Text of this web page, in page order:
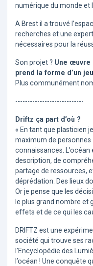
numérique du monde et
A Brest il a trouvé
recherches et une
nécessaires pour la
Son projet ? Une œuvre
prend la forme d’un jeu
Plus communément
----------------------------
Driftz ça part d’où ?
« En tant que plasticien
maximum de personnes
connaissances. L’océan
description, de
partage de ressources,
déprédation. Des lieux
Or je pense que les
le plus grand nombre et
effets et de ce qui les
DRIFTZ est une
société qui trouve ses
l’Encyclopédie des
l’océan ! Une conquête